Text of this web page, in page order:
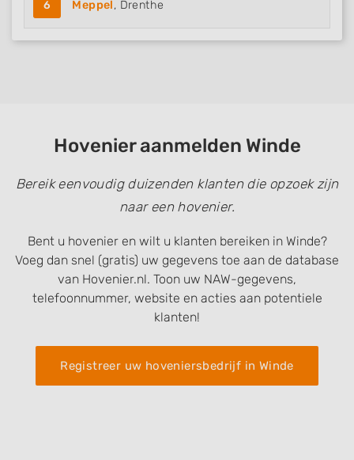
6 Meppel, Drenthe
Hovenier aanmelden Winde
Bereik eenvoudig duizenden klanten die opzoek zijn
naar een hovenier.
Bent u hovenier en wilt u klanten bereiken in Winde?
Voeg dan snel (gratis) uw gegevens toe aan de database
van Hovenier.nl. Toon uw NAW-gegevens,
telefoonnummer, website en acties aan potentiele
klanten!
Registreer uw hoveniersbedrijf in Winde